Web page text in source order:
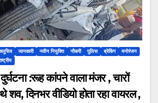
जानकारी नवीन नियुक्ति नौकरी पुलिस ब्रेकिंग
मनोरंजन
:रूह कांपने वाला मंजर , चारों
दिनभर वीडियो होता रहा वायरल ,